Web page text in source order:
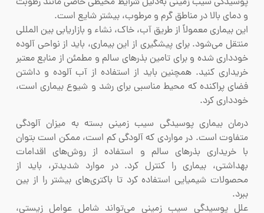
و دمای بالا در مناطق گرم و مرطوب، بیشتر شایع است.
این بیماری معمولاً از طریق آب، خاک، نشاء و بازاریابی بین المللی
منتقل می‌شود. برای پیشگیری از این بیماری، باید از نواحی آلوده
خودداری شده و برای تامین بذرهای سالم و مطمئن از منابع معتبر
خریداری کنید. همچنین باید از استفاده از آب آلوده و داشتن
فضای پراکنده که محیط مناسبی برای رشد و شیوع بیماری است،
خودداری کرد.
درمان بیماری پوسیدگی سیب زمینی بسته به میزان آلودگی
متفاوت است. در مواردی که آلودگی کم است، ممکن است بتوان
با خریداری بذرهای سالم و استفاده از روش‌های اقدامات
بهداشتی، بیماری را کنترل کرد. در موارد شدیدتر، باید از
محصولات شیمیایی استفاده کرد تا باکتری‌های بیشتر را از بین
ببرد.
علل پوسیدگی سیب زمینی می‌تواند شامل عوامل زیستی،